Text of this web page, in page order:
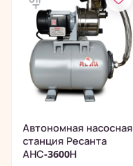
Автономная насосная
станция Ресанта
АНС-3600Н